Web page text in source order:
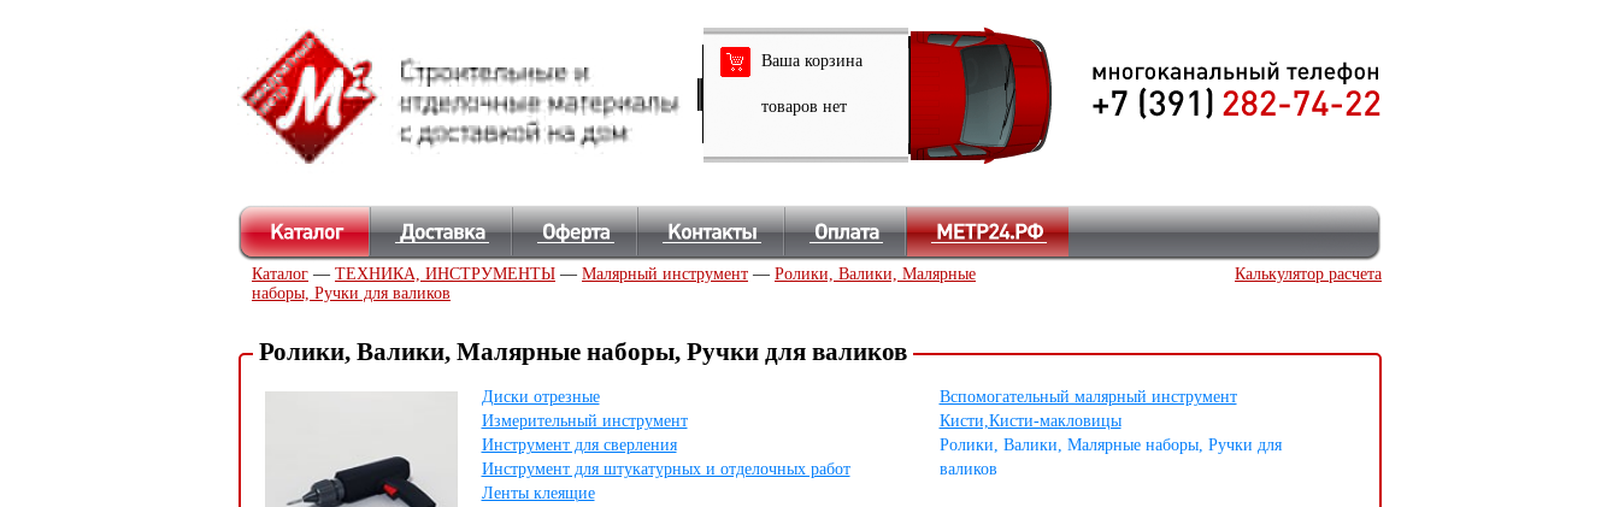
Ваша корзина
товаров нет
Каталог — ТЕХНИКА, ИНСТРУМЕНТЫ — Малярный инструмент — Ролики, Валики, Малярные
наборы, Ручки для валиков
Калькулятор расчета
Ролики, Валики, Малярные наборы, Ручки для валиков
Диски отрезные
Измерительный инструмент
Инструмент для сверления
Инструмент для штукатурных и отделочных работ
Ленты клеящие
Вспомогательный малярный инструмент
Кисти,Кисти-макловицы
Ролики, Валики, Малярные наборы, Ручки для
валиков